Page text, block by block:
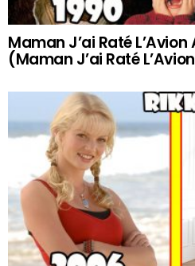
Maman J’ai Raté
(Maman J’ai Raté